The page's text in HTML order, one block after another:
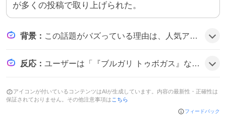
が多くの投稿で取り上げられた。
背景 ： この話題がバズっている理由は、人気アイドルグループSnow Manのメンバーである目黒蓮がブルガリの新店舗アンバサダーとして登場し、オープン記念の華やかなビジュアルやイタリアと日本を結ぶコンセプトがファンの期待感を刺激したためだとみられる。
反応 ： ユーザーは「『ブルガリ トゥボガス』などを華麗に纏った新ビジュアルも解禁され、伝統とモダンが融合した世界観を見事に体現する姿が話題です」と称賛し、「『ブルガリ 心斎橋』オープンを祝福」と喜びの声を上げ、さらに「心斎橋」って言うだけで特別な場所になったと感想を寄せている様子だ。
アイコンが付いているコンテンツはAIが生成しています。内容の最新性・正確性は
保証されておりません。その他注意事項は こちら
フィードバック